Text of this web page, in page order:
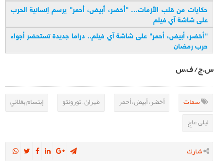
حكايات من قلب الأزمات… "أخضر، أبيض، أحمر" يرسم إنسانية الحرب
علی شاشة آي فیلم
"أخضر، أبيض، أحمر" على شاشة آي فيلم.. دراما جديدة تستحضر أجواء
حرب رمضان
س.ج/ ف.س
سمات أخضر، أبيض، أحمر طهران – تورونتو
إبتسام بغلاني
ليلى عاج
شارك